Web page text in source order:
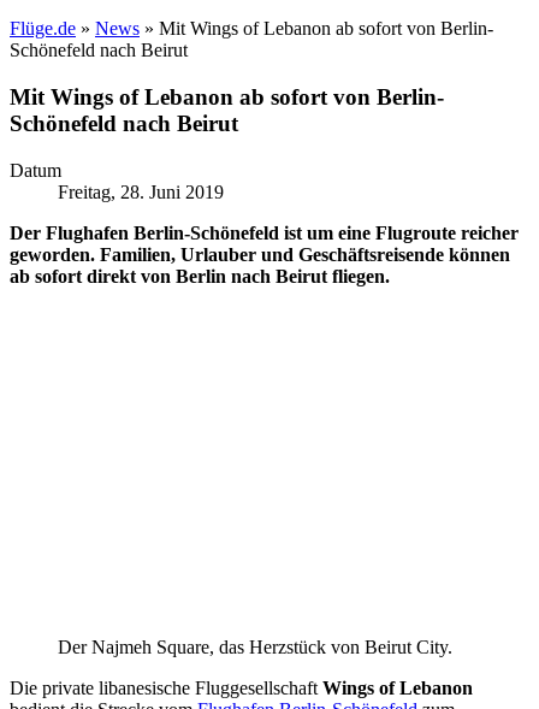
Flüge.de » News » Mit Wings of Lebanon ab sofort von Berlin-
Schönefeld nach Beirut
Mit Wings of Lebanon ab sofort von Berlin-
Schönefeld nach Beirut
Datum
Freitag, 28. Juni 2019
Der Flughafen Berlin-Schönefeld ist um eine Flugroute reicher
geworden. Familien, Urlauber und Geschäftsreisende können
ab sofort direkt von Berlin nach Beirut fliegen.
Der Najmeh Square, das Herzstück von Beirut City.
Die private libanesische Fluggesellschaft Wings of Lebanon